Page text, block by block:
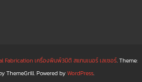
Fabrication เครื่องพิมพ์3มิติ สแกนเนอร์ เลเซอร์. Theme:
ThemeGrill. Powered byWordPress.